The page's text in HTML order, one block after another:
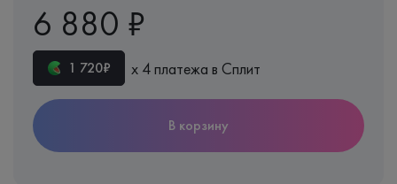
6 880 ₽
1 720₽ х 4 платежа в Сплит
В корзину